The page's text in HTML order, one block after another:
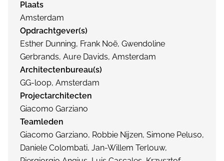
Plaats
Amsterdam
Opdrachtgever(s)
Esther Dunning, Frank Noë, Gwendoline
Gerbrands, Aure Davids, Amsterdam
Architectenbureau(s)
GG-loop, Amsterdam
Projectarchitecten
Giacomo Garziano
Teamleden
Giacomo Garziano, Robbie Nijzen, Simone Peluso,
Daniele Colombati, Jan-Willem Terlouw,